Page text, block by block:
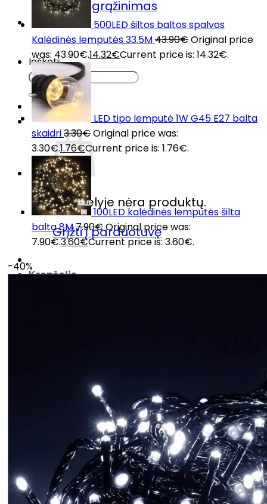
Prekių grąžinimas
Kontaktai
Ieškoti:
Krepšelyje nėra produktų.
Grįžti į parduotuvę
Krepšelis
500LED šiltos baltos spalvos
Kalėdinės lemputės 33.5M43.90€Original price
was: 43.90€.14.32€Current price is: 14.32€.
LED tipo lemputė 1W G45 E27 balta
skaidri3.30€Original price was:
3.30€.1.76€Current price is: 1.76€.
100LED kalėdinės lemputės šilta
balta 8M7.90€Original price was:
7.90€.3.60€Current price is: 3.60€.
-40%